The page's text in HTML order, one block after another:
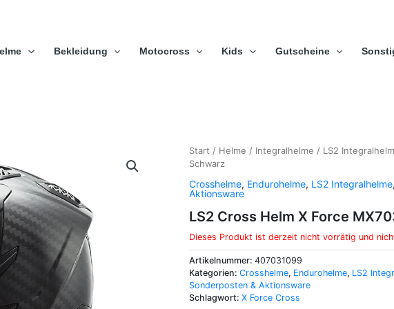
Bekleidung Motocross Kids Gutscheine
Start / Helme / Integralhelme / LS2
Schwarz
Crosshelme, Endurohelme, LS2 Integralhelme,
Aktionsware
LS2 Cross Helm X Force
Dieses Produkt ist derzeit nicht vorrätig und
Artikelnummer: 407031099
Kategorien: Crosshelme, Endurohelme, LS2
Sonderposten & Aktionsware
Schlagwort: X Force Cross